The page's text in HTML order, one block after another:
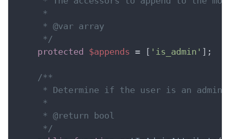
*
* @var array
*/
protected
$appends = [ 'is_admin' ];
/**
* Determine if the user is an
*
* @return bool
*/